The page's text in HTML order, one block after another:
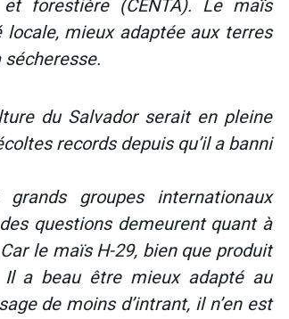
forestière (CENTA). Le maïs
locale, mieux adaptée aux terres
du Salvador serait en pleine
records depuis qu’il a banni
groupes internationaux
questions demeurent quant à
le maïs H-29, bien que produit
a beau être mieux adapté au
de moins d’intrant, il n’en est